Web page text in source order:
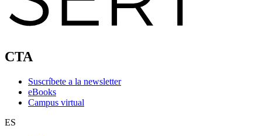
CTA
Suscríbete a la newsletter
eBooks
Campus virtual
ES